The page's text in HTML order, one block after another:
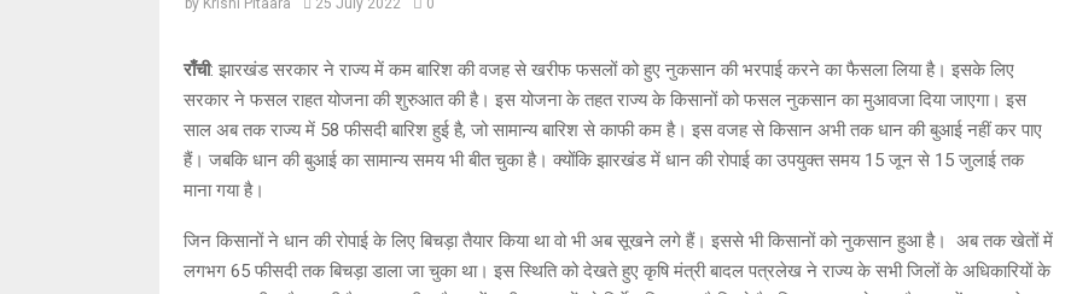
by Krishi Pitaara 25 July 2022 0
राँची: झारखंड सरकार ने राज्य में कम बारिश की वजह से खरीफ फसलों को हुए नुकसान की भरपाई करने का फैसला लिया है। इसके लिए
सरकार ने फसल राहत योजना की शुरुआत की है। इस योजना के तहत राज्य के किसानों को फसल नुकसान का मुआवजा दिया जाएगा। इस
साल अब तक राज्य में 58 फीसदी बारिश हुई है, जो सामान्य बारिश से काफी कम है। इस वजह से किसान अभी तक धान की बुआई नहीं कर पाए
हैं। जबकि धान की बुआई का सामान्य समय भी बीत चुका है। क्योंकि झारखंड में धान की रोपाई का उपयुक्त समय 15 जून से 15 जुलाई तक
माना गया है।
जिन किसानों ने धान की रोपाई के लिए बिचड़ा तैयार किया था वो भी अब सूखने लगे हैं। इससे भी किसानों को नुकसान हुआ है। अब तक खेतों में
लगभग 65 फीसदी तक बिचड़ा डाला जा चुका था। इस स्थिति को देखते हुए कृषि मंत्री बादल पत्रलेख ने राज्य के सभी जिलों के अधिकारियों के